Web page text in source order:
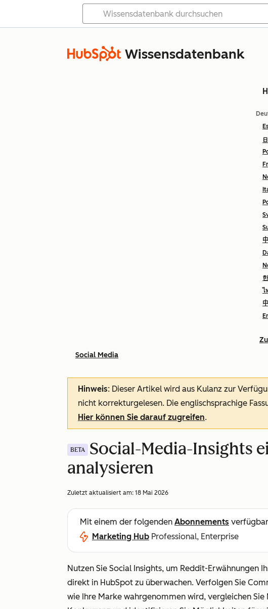
Wissensdatenbank
ไ
Social Media
Hinweis: Dieser Artikel wird aus Kulanz zur
nicht korrekturgelesen. Die englischsprachige
Hier können Sie darauf zugreifen.
BETA
Social-Media-Insights
analysieren
Zuletzt aktualisiert am: 18 Mai 2026
Mit einem der folgenden Abonnements
Marketing Hub Professional, Enterprise
Nutzen Sie Social Insights, um Reddit-Erwähnungen
direkt in HubSpot zu überwachen. Verfolgen Sie
wie Ihre Marke wahrgenommen wird, vergleichen